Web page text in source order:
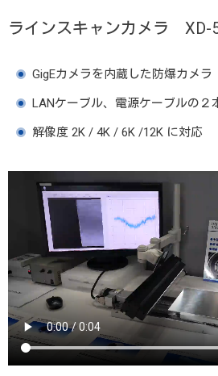
ラインスキャンカメラ XD-
GigEカメラを内蔵した防爆カメラ
LANケーブル、電源ケーブルの２
解像度 2K / 4K / 6K /12K に対応